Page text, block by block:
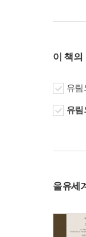
이 책의
유림
유림
을유세